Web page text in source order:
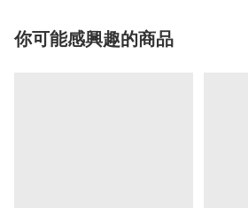
你可能感興趣的商品